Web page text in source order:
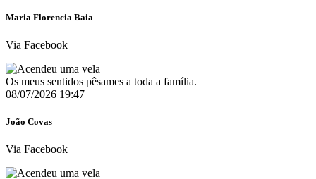
Maria Florencia Baia
Via Facebook
Os meus sentidos pêsames a toda a família.
08/07/2026 19:47
João Covas
Via Facebook